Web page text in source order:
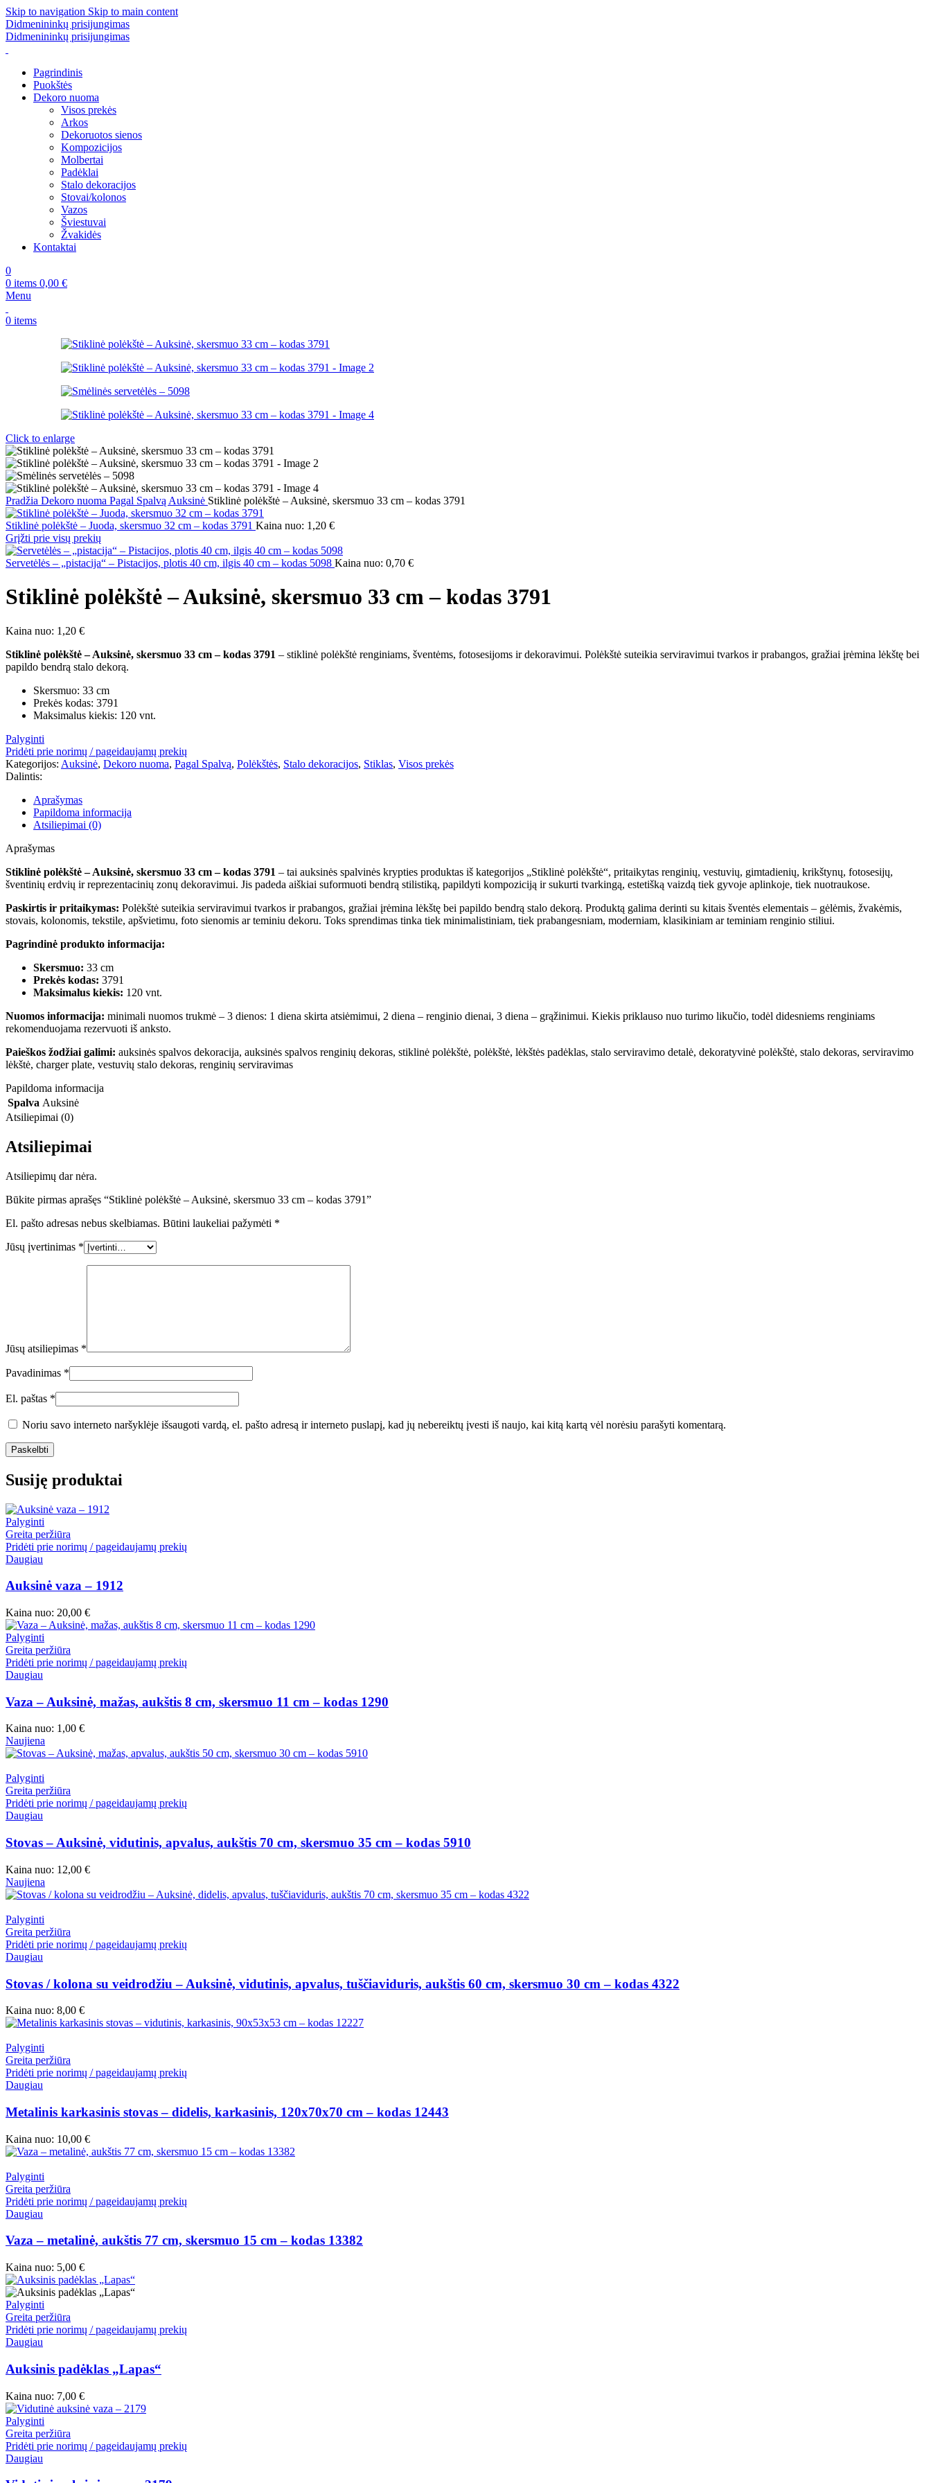
Skip to navigation Skip to main content
Didmenininkų prisijungimas
Didmenininkų prisijungimas
Pagrindinis
Puokštės
Dekoro nuoma
Visos prekės
Arkos
Dekoruotos sienos
Kompozicijos
Molbertai
Padėklai
Stalo dekoracijos
Stovai/kolonos
Vazos
Šviestuvai
Žvakidės
Kontaktai
0
0 items 0,00 €
Menu
0 items
Click to enlarge
Pradžia Dekoro nuoma Pagal Spalvą Auksinė Stiklinė polėkštė – Auksinė, skersmuo 33 cm – kodas 3791
Stiklinė polėkštė – Juoda, skersmuo 32 cm – kodas 3791 Kaina nuo: 1,20 €
Grįžti prie visų prekių
Servetėlės – „pistacija“ – Pistacijos, plotis 40 cm, ilgis 40 cm – kodas 5098 Kaina nuo: 0,70 €
Stiklinė polėkštė – Auksinė, skersmuo 33 cm – kodas 3791
Kaina nuo: 1,20 €
Stiklinė polėkštė – Auksinė, skersmuo 33 cm – kodas 3791 – stiklinė polėkštė renginiams, šventėms, fotosesijoms ir dekoravimui. Polėkštė suteikia serviravimui tvarkos ir prabangos, gražiai įrėmina lėkštę bei
papildo bendrą stalo dekorą.
Skersmuo: 33 cm
Prekės kodas: 3791
Maksimalus kiekis: 120 vnt.
Palyginti
Pridėti prie norimų / pageidaujamų prekių
Kategorijos: Auksinė, Dekoro nuoma, Pagal Spalvą, Polėkštės, Stalo dekoracijos, Stiklas, Visos prekės
Dalintis:
Aprašymas
Papildoma informacija
Atsiliepimai (0)
Aprašymas
Stiklinė polėkštė – Auksinė, skersmuo 33 cm – kodas 3791 – tai auksinės spalvinės krypties produktas iš kategorijos „Stiklinė polėkštė“, pritaikytas renginių, vestuvių, gimtadienių, krikštynų, fotosesijų,
šventinių erdvių ir reprezentacinių zonų dekoravimui. Jis padeda aiškiai suformuoti bendrą stilistiką, papildyti kompoziciją ir sukurti tvarkingą, estetišką vaizdą tiek gyvoje aplinkoje, tiek nuotraukose.
Paskirtis ir pritaikymas: Polėkštė suteikia serviravimui tvarkos ir prabangos, gražiai įrėmina lėkštę bei papildo bendrą stalo dekorą. Produktą galima derinti su kitais šventės elementais – gėlėmis, žvakėmis,
stovais, kolonomis, tekstile, apšvietimu, foto sienomis ar teminiu dekoru. Toks sprendimas tinka tiek minimalistiniam, tiek prabangesniam, moderniam, klasikiniam ar teminiam renginio stiliui.
Pagrindinė produkto informacija:
Skersmuo: 33 cm
Prekės kodas: 3791
Maksimalus kiekis: 120 vnt.
Nuomos informacija: minimali nuomos trukmė – 3 dienos: 1 diena skirta atsiėmimui, 2 diena – renginio dienai, 3 diena – grąžinimui. Kiekis priklauso nuo turimo likučio, todėl didesniems renginiams
rekomenduojama rezervuoti iš anksto.
Paieškos žodžiai galimi: auksinės spalvos dekoracija, auksinės spalvos renginių dekoras, stiklinė polėkštė, polėkštė, lėkštės padėklas, stalo serviravimo detalė, dekoratyvinė polėkštė, stalo dekoras, serviravimo
lėkštė, charger plate, vestuvių stalo dekoras, renginių serviravimas
Papildoma informacija
Spalva Auksinė
Atsiliepimai (0)
Atsiliepimai
Atsiliepimų dar nėra.
Būkite pirmas aprašęs “Stiklinė polėkštė – Auksinė, skersmuo 33 cm – kodas 3791”
El. pašto adresas nebus skelbiamas. Būtini laukeliai pažymėti *
Jūsų įvertinimas *
Jūsų atsiliepimas *
Pavadinimas *
El. paštas *
Noriu savo interneto naršyklėje išsaugoti vardą, el. pašto adresą ir interneto puslapį, kad jų nebereiktų įvesti iš naujo, kai kitą kartą vėl norėsiu parašyti komentarą.
Susiję produktai
Palyginti
Greita peržiūra
Pridėti prie norimų / pageidaujamų prekių
Daugiau
Auksinė vaza – 1912
Kaina nuo: 20,00 €
Palyginti
Greita peržiūra
Pridėti prie norimų / pageidaujamų prekių
Daugiau
Vaza – Auksinė, mažas, aukštis 8 cm, skersmuo 11 cm – kodas 1290
Kaina nuo: 1,00 €
Naujiena
Palyginti
Greita peržiūra
Pridėti prie norimų / pageidaujamų prekių
Daugiau
Stovas – Auksinė, vidutinis, apvalus, aukštis 70 cm, skersmuo 35 cm – kodas 5910
Kaina nuo: 12,00 €
Naujiena
Palyginti
Greita peržiūra
Pridėti prie norimų / pageidaujamų prekių
Daugiau
Stovas / kolona su veidrodžiu – Auksinė, vidutinis, apvalus, tuščiaviduris, aukštis 60 cm, skersmuo 30 cm – kodas 4322
Kaina nuo: 8,00 €
Palyginti
Greita peržiūra
Pridėti prie norimų / pageidaujamų prekių
Daugiau
Metalinis karkasinis stovas – didelis, karkasinis, 120x70x70 cm – kodas 12443
Kaina nuo: 10,00 €
Palyginti
Greita peržiūra
Pridėti prie norimų / pageidaujamų prekių
Daugiau
Vaza – metalinė, aukštis 77 cm, skersmuo 15 cm – kodas 13382
Kaina nuo: 5,00 €
Palyginti
Greita peržiūra
Pridėti prie norimų / pageidaujamų prekių
Daugiau
Auksinis padėklas „Lapas“
Kaina nuo: 7,00 €
Palyginti
Greita peržiūra
Pridėti prie norimų / pageidaujamų prekių
Daugiau